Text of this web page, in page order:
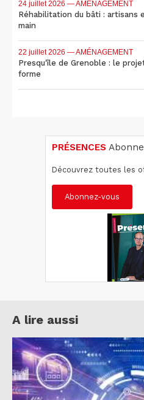
24 juillet 2026 — AMÉNAGEMENT
Réhabilitation du bâti : artisans
main
22 juillet 2026 — AMÉNAGEMENT
Presqu'île de Grenoble : le
forme
PRÉSENCES
Découvrez toutes les
Abonnez-vous
A lire aussi